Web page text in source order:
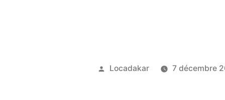
Publié
Locadakar 7 décembre